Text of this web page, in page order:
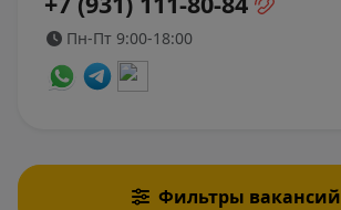
Фильтры вакансий
Пн-Пт 9:00-18:00